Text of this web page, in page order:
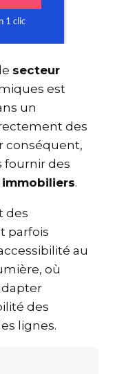
lesecteur
est
un
des
conséquent,
fournir des
immobiliers
des
parfois
au
où
des
lignes.